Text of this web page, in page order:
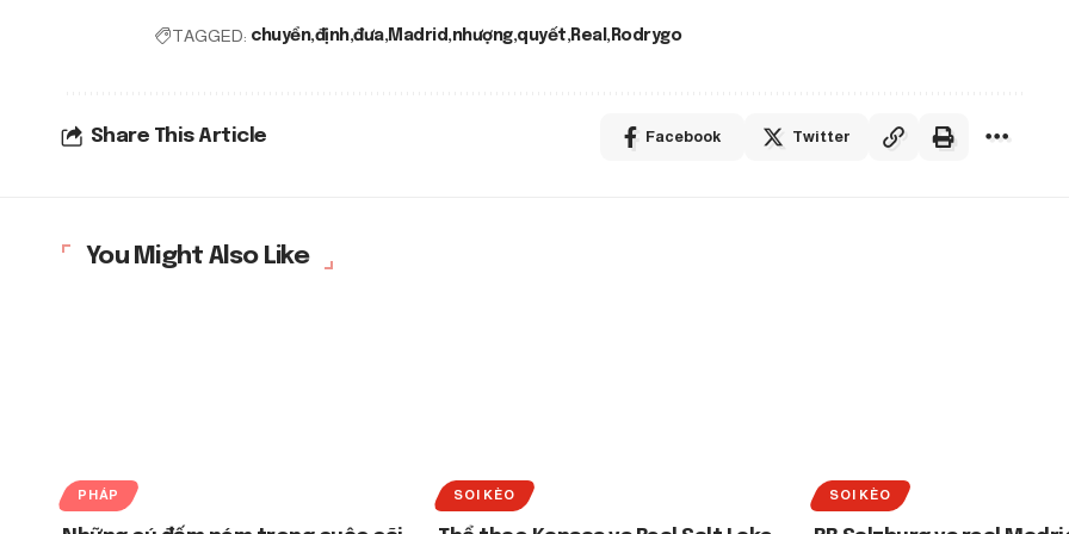
TAGGED: chuyển định đưa Madrid nhượng quyết Real Rodrygo
Share This Article Facebook Twitter
You Might Also Like
PHÁP SOI KÈO SOI KÈO